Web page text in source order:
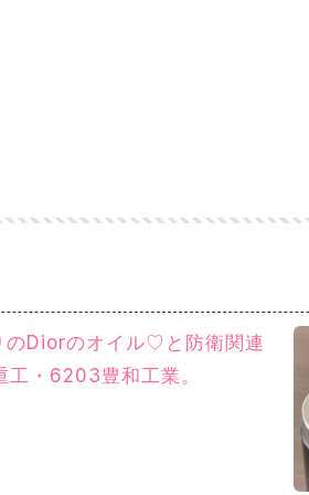
のDiorのオイル♡と防衛関連
工・6203豊和工業。